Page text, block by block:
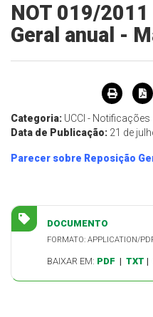
NOT 019/
Geral anual -
Categoria: UCCI - Notificações
Data de Publicação: 21 de
Parecer sobre Reposição
DOCUMENTO
FORMATO: APPLICATION/
BAIXAR EM: PDF | TXT |